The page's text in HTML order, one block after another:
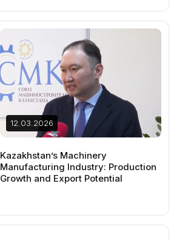
12.03.2026
Kazakhstan’s Machinery
Manufacturing Industry: Production
Growth and Export Potential